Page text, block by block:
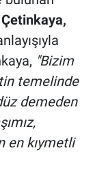
"Bizim
temelinde
demeden
en kıymetli